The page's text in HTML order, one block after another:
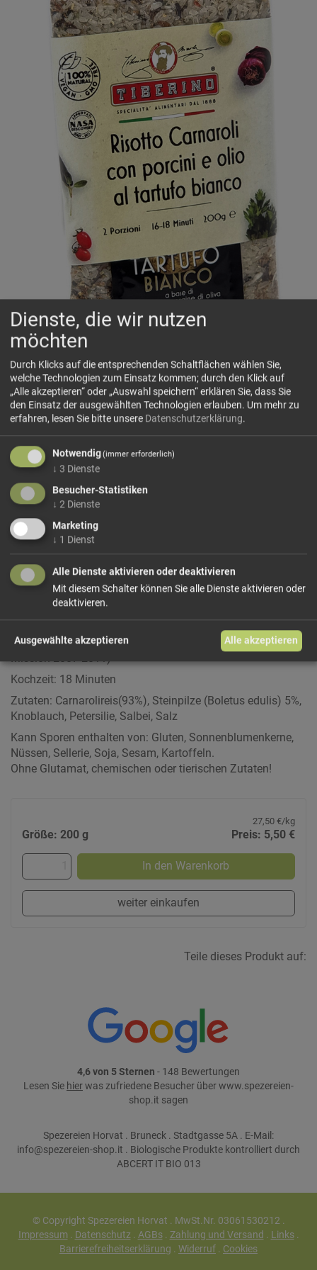
Tiberino Reisspezialitäten Steinpilz-Trüffel
Apulische Reisspezialitäten von Tiberino. Gut, Gesund,
Vorgekocht und alles Natur!
DIE ONE-POT-MAHLZEITEN VON TIBERINO, DIE
EINFACHSTE ART ITALIENISCH ZU ESSEN
Die italienischen Eintopfgerichte von Tiberino sind perfekt
für alle, die eine einfache, schmackhafte und authentische
italienische Mahlzeit suchen. 100% natürlich, frei von
Chemikalien, ohne Zucker- und Fettzusatz. Frei von
jeglichen tierischen Derivaten, also vegan!
Die Eintopfgerichte von Tiberino sind ein einfacher
Kochprozess in drei Schritten, einfach Wasser und Öl
hinzufügen, kochen, nach Belieben würzen und servieren.
Erfolgreich erprobt bis ins Weltall....( Nasa-Discovery-
Mission 2007-2011)
Kochzeit: 18 Minuten
Zutaten: Carnarolireis(93%), Steinpilze (Boletus edulis) 5%,
Knoblauch, Petersilie, Salbei, Salz
Kann Sporen enthalten von: Gluten, Sonnenblumenkerne,
Nüssen, Sellerie, Soja, Sesam, Kartoffeln.
Ohne Glutamat, chemischen oder tierischen Zutaten!
27,50 €/kg
Größe: 200 g Preis: 5,50 €
In den Warenkorb
weiter einkaufen
Teile dieses Produkt auf:
4,6 von 5 Sternen - 148 Bewertungen
Lesen Sie hierwas zufriedene Besucher über www.spezereien-
shop.it sagen
Spezereien Horvat . Bruneck . Stadtgasse 5A . E-Mail:
info@spezereien-shop.it . Biologische Produkte kontrolliert durch
ABCERT IT BIO 013
© Copyright Spezereien Horvat . MwSt.Nr. 03061530212 .
Impressum. Datenschutz. AGBs. Zahlung und Versand . Links.
Barrierefreiheitserklärung . Widerruf . Cookies
Dienste, die wir nutzen
möchten
Durch Klicks auf die entsprechenden Schaltflächen wählen Sie,
welche Technologien zum Einsatz kommen; durch den Klick auf
„Alle akzeptieren“ oder „Auswahl speichern“ erklären Sie, dass Sie
den Einsatz der ausgewählten Technologien erlauben. Um mehr zu
erfahren, lesen Sie bitte unsere Datenschutzerklärung.
Notwendig(immer erforderlich)
↓ 3 Dienste
Besucher-Statistiken
↓ 2 Dienste
Marketing
↓ 1 Dienst
Alle Dienste aktivieren oder deaktivieren
Mit diesem Schalter können Sie alle Dienste aktivieren oder
deaktivieren.
Ausgewählte akzeptieren Alle akzeptieren